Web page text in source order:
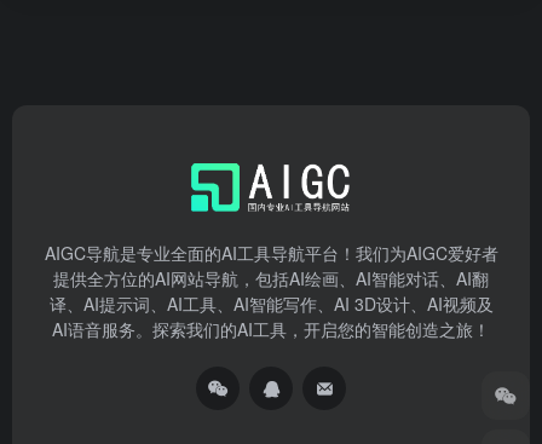
AIGC导航是专业全面的AI工具导航平台！我们为AIGC爱好者
提供全方位的AI网站导航，包括AI绘画、AI智能对话、AI翻
译、AI提示词、AI工具、AI智能写作、AI 3D设计、AI视频及
AI语音服务。探索我们的AI工具，开启您的智能创造之旅！